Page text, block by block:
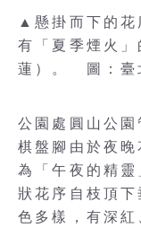
▲懸掛而下的花
有「夏季煙火
蓮）。 圖：臺
公園處圓山公
棋盤腳由於夜
為「午夜的精
狀花序自枝頂
色多樣，有深紅